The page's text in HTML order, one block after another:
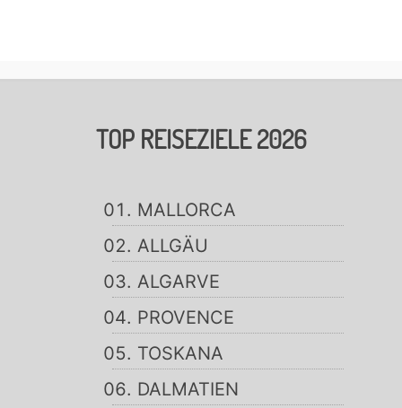
TOP REISEZIELE 2026
MALLORCA
ALLGÄU
ALGARVE
PROVENCE
TOSKANA
DALMATIEN